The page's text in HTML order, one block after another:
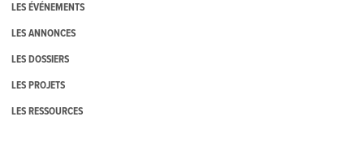
LES ÉVÉNEMENTS
LES ANNONCES
LES DOSSIERS
LES PROJETS
LES RESSOURCES